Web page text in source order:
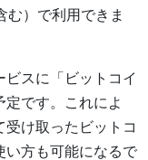
む）で利用できま
スに「ビットコイ
です。これによ
受け取ったビットコ
い方も可能になるで